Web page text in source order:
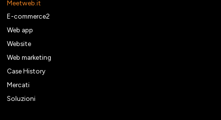
Meetweb.it
E-commerce2
Web app
Website
Web marketing
Case History
Mercati
Soluzioni